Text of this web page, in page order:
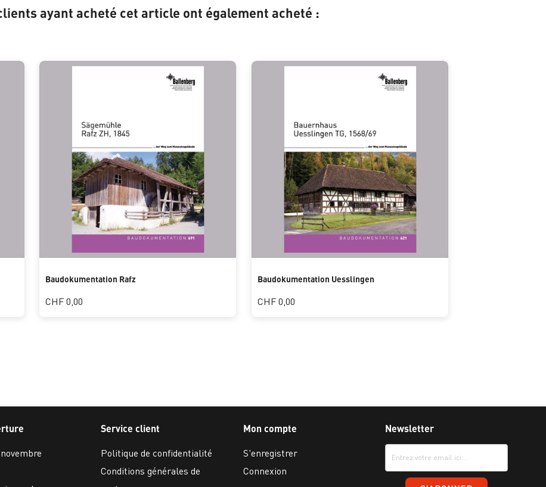
ayant acheté cet article ont également acheté :
Baudokumentation Rafz
CHF 0,00
Baudokumentation Uesslingen
CHF 0,00
Service client
Politique de confidentialité
Conditions générales de
Mon compte
S'enregistrer
Connexion
Newsletter